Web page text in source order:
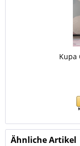
Kupa
Ähnliche Artikel